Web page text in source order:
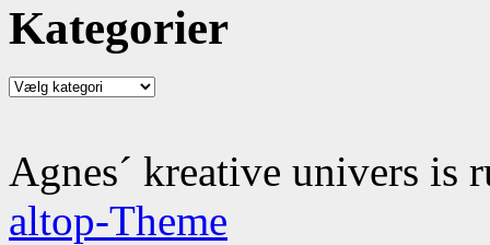
Kategorier
Kategorier
Agnes´ kreative univers
altop-Theme